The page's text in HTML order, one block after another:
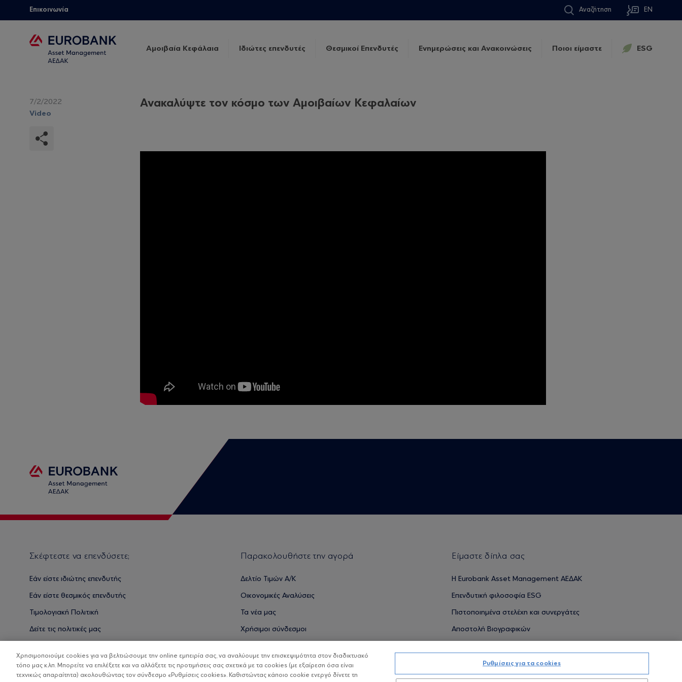
Επικοινωνία Αναζήτηση EN
Αμοιβαία Κεφάλαια Ιδιώτες επενδυτές Θεσμικοί Επενδυτές Ενημερώσεις και Ανακοινώσεις Ποιοι είμαστε ESG
7/2/2022
Video
Ανακαλύψτε τον κόσμο των Αμοιβαίων Κεφαλαίων
Σκέφτεστε να επενδύσετε;
Εάν είστε ιδιώτης επενδυτής
Εάν είστε θεσμικός επενδυτής
Τιμολογιακή Πολιτική
Δείτε τις πολιτικές μας
Παρακολουθήστε την αγορά
Δελτίο Τιμών Α/Κ
Οικονομικές Αναλύσεις
Τα νέα μας
Χρήσιμοι σύνδεσμοι
Είμαστε δίπλα σας
H Eurobank Asset Management ΑΕΔΑΚ
Επενδυτική φιλοσοφία ESG
Πιστοποιημένα στελέχη και συνεργάτες
Αποστολή Βιογραφικών
ΟΙ ΟΣΕΚΑ ΔΕΝ ΕΧΟΥΝ ΕΓΓΥΗΜΕΝΗ ΑΠΟΔΟΣΗ ΚΑΙ ΟΙ ΠΡΟΗΓΟΥΜΕΝΕΣ ΑΠΟΔΟΣΕΙΣ ΔΕΝ ΔΙΑΣΦΑΛΙΖΟΥΝ ΤΙΣ ΜΕΛΛΟΝΤΙΚΕΣ
Χρησιμοποιούμε cookies για να βελτιώσουμε την online εμπειρία σας, να αναλύουμε την επισκεψιμότητα στον διαδικτυακό
τόπο μας κ.λπ. Μπορείτε να επιλέξετε και να αλλάξετε τις προτιμήσεις σας σχετικά με τα cookies (με εξαίρεση όσα είναι
τεχνικώς απαραίτητα) ακολουθώντας τον σύνδεσμο «Ρυθμίσεις cookies». Καθιστώντας κάποιο cookie ενεργό δίνετε τη
Ρυθμίσεις για τα cookies